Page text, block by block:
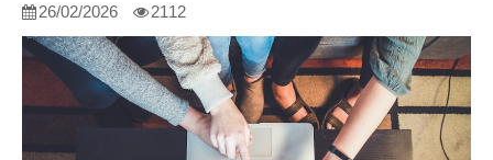
26/02/2026 2112